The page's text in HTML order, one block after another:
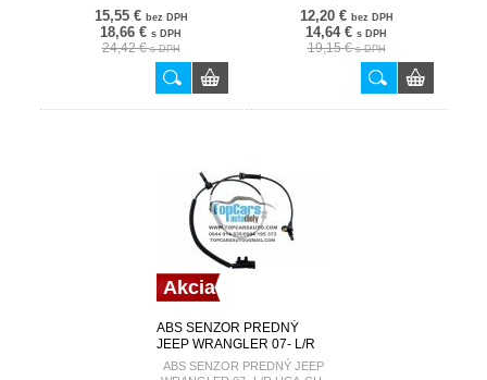
52128694AF
15,55 € bez DPH
18,66 € s DPH
24,42 €s DPH
08-, CHEROKEE 08- L/R
68004019AC
12,20 € bez DPH
14,64 € s DPH
19,15 €s DPH
Akcia
ABS SENZOR PREDNÝ
JEEP WRANGLER 07- L/R
HCA-CH-048
ABS SENZOR PREDNÝ JEEP